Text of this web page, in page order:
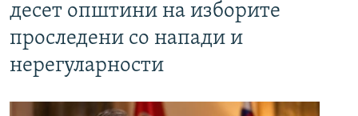
десет општини на изборите
проследени со напади и
нерегуларности